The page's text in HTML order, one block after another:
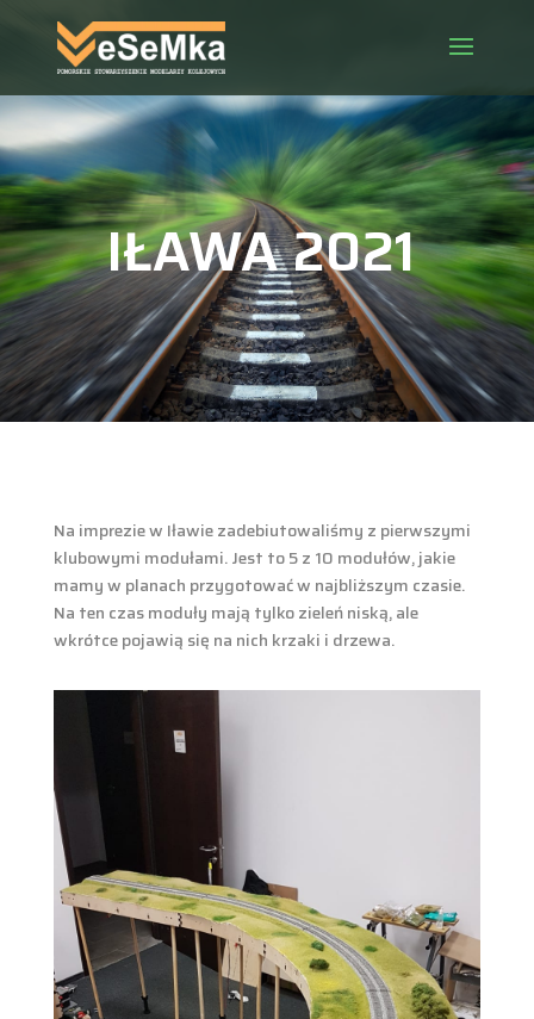
IŁAWA 2021
Na imprezie w Iławie zadebiutowaliśmy z pierwszymi
klubowymi modułami. Jest to 5 z 10 modułów, jakie
mamy w planach przygotować w najbliższym czasie.
Na ten czas moduły mają tylko zieleń niską, ale
wkrótce pojawią się na nich krzaki i drzewa.